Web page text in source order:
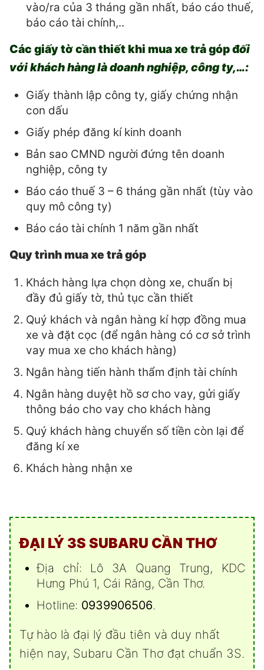
vào/ra của 3 tháng gần nhất, báo cáo thuế,
báo cáo tài chính,..
Các giấy tờ cần thiết khi mua xe trả góp đối
với khách hàng là doanh nghiệp, công ty,…:
Giấy thành lập công ty, giấy chứng nhận
con dấu
Giấy phép đăng kí kinh doanh
Bản sao CMND người đứng tên doanh
nghiệp, công ty
Báo cáo thuế 3 – 6 tháng gần nhất (tùy vào
quy mô công ty)
Báo cáo tài chính 1 năm gần nhất
Quy trình mua xe trả góp
Khách hàng lựa chọn dòng xe, chuẩn bị
đầy đủ giấy tờ, thủ tục cần thiết
Quý khách và ngân hàng kí hợp đồng mua
xe và đặt cọc (để ngân hàng có cơ sở trình
vay mua xe cho khách hàng)
Ngân hàng tiến hành thẩm định tài chính
Ngân hàng duyệt hồ sơ cho vay, gửi giấy
thông báo cho vay cho khách hàng
Quý khách hàng chuyển số tiền còn lại để
đăng kí xe
Khách hàng nhận xe
ĐẠI LÝ 3S SUBARU CẦN THƠ
Địa chỉ: Lô 3A Quang Trung, KDC
Hưng Phú 1, Cái Răng, Cần Thơ.
Hotline: 0939906506.
Tự hào là đại lý đầu tiên và duy nhất
hiện nay, Subaru Cần Thơ đạt chuẩn 3S.